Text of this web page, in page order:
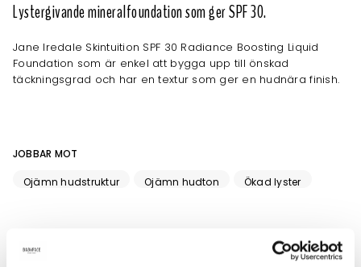
Lystergivande mineralfoundation som ger SPF 30.
Jane Iredale Skintuition SPF 30 Radiance Boosting Liquid
Foundation som är enkel att bygga upp till önskad
täckningsgrad och har en textur som ger en hudnära finish.
JOBBAR MOT
Ojämn hudstruktur Ojämn hudton Ökad lyster
INGREDIENSER